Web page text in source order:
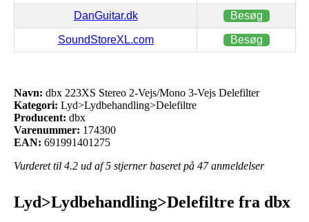
DanGuitar.dk Besøg
SoundStoreXL.com Besøg
Navn: dbx 223XS Stereo 2-Vejs/Mono 3-Vejs Delefilter
Kategori: Lyd>Lydbehandling>Delefiltre
Producent: dbx
Varenummer: 174300
EAN: 691991401275
Vurderet til 4.2 ud af 5 stjerner baseret på 47anmeldelser
Lyd>Lydbehandling>Delefiltre fra dbx